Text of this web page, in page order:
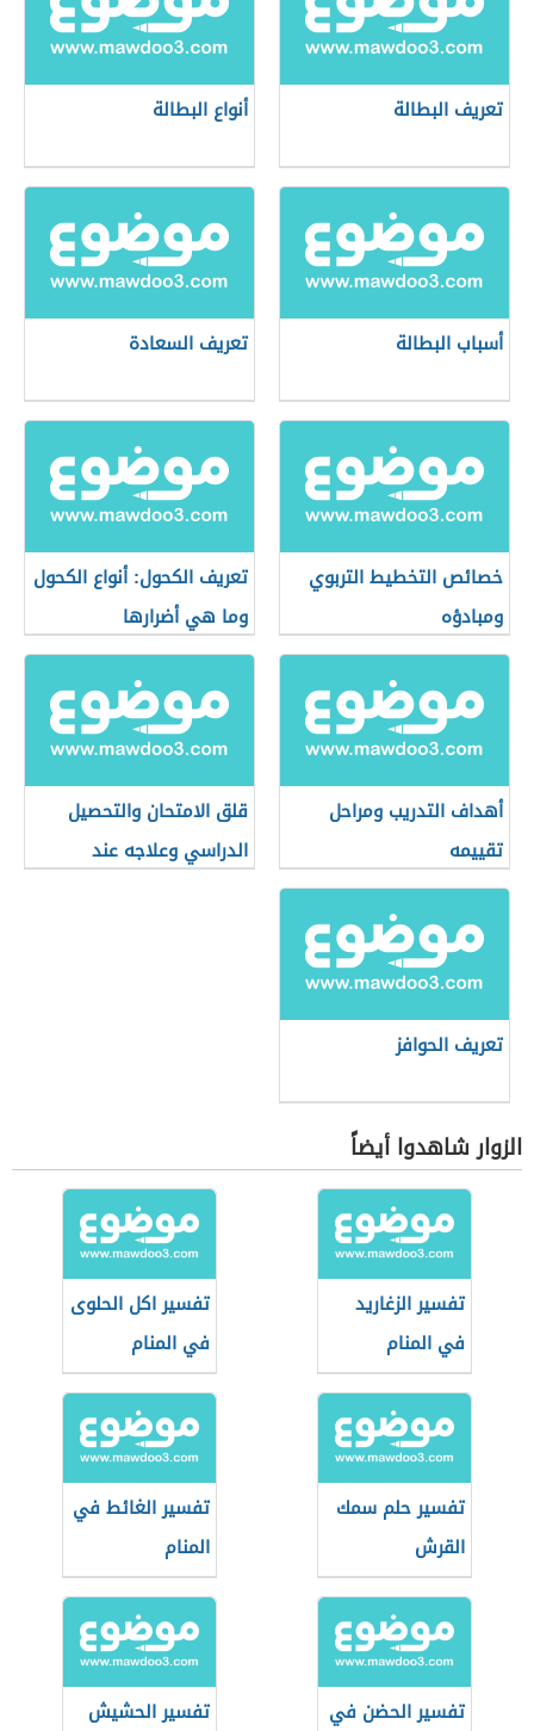
تعريف البطالة أنواع البطالة
أسباب البطالة تعريف السعادة
خصائص التخطيط التربوي
ومبادؤه
تعريف الكحول: أنواع الكحول
وما هي أضرارها
أهداف التدريب ومراحل
تقييمه
قلق الامتحان والتحصيل
الدراسي وعلاجه عند
تعريف الحوافز
الزوار شاهدوا أيضاً
تفسير الزغاريد
في المنام
تفسير اكل الحلوى
في المنام
تفسير حلم سمك
القرش
تفسير الغائط في
المنام
تفسير الحضن في
تفسير الحشيش